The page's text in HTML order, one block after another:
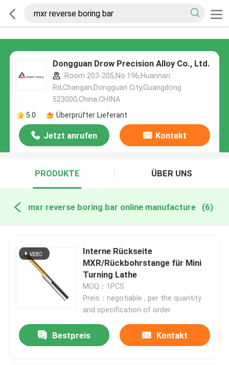
Dongguan Drow Precision Alloy Co., Ltd.
Room 203-205,No.196,Huannan
Rd,Changan,Dongguan City,Guangdong
523000,China,CHINA
5.0
Überprüfter Lieferant
Jetzt anrufen Kontakt
PRODUKTE ÜBER UNS
mxr reverse boring bar online manufacture (6)
Interne Rückseite
MXR/Rückbohrstange für Mini
Turning Lathe
MOQ：1PCS
Preis：negotiable , per the quantity
and specification of order
Bestpreis Kontakt